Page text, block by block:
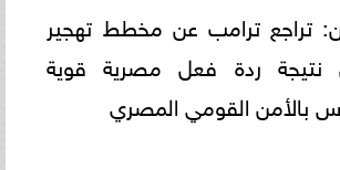
تراجع ترامب عن مخطط تهجير
نتيجة ردة فعل مصرية قوية
بالأمن القومي المصري